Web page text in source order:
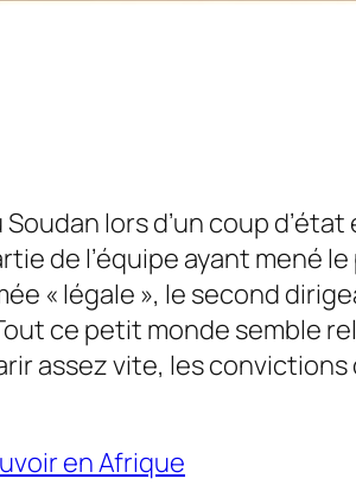
lors d’un coup
de l’équipe ayant mené
« légale », le second
ce petit monde semble
assez vite, les
en Afrique